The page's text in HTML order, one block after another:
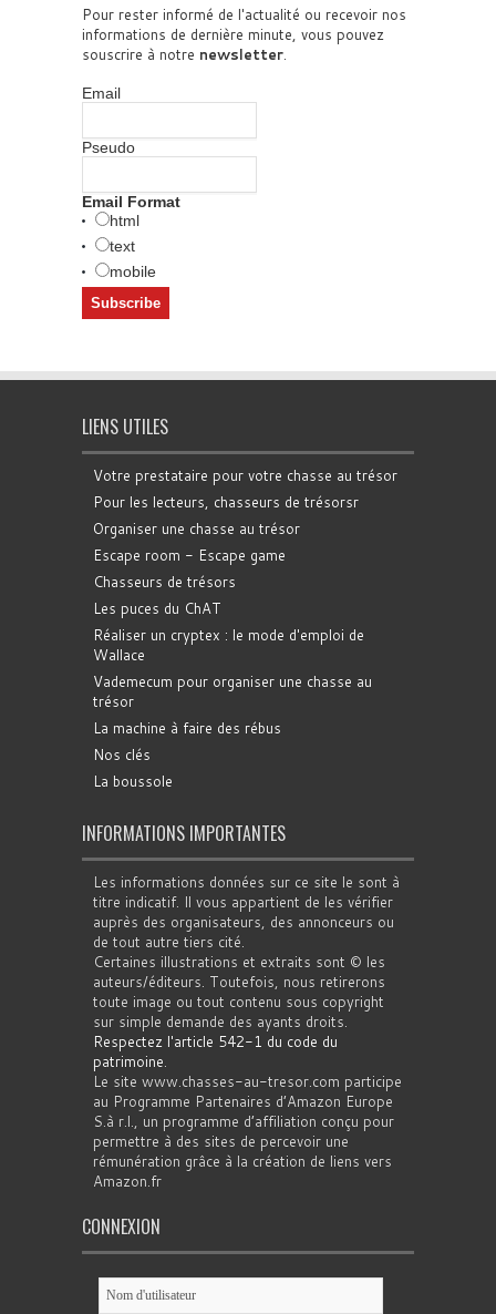
Pour rester informé de l'actualité ou recevoir nos
informations de dernière minute, vous pouvez
souscrire à notre newsletter.
Email
Pseudo
Email Format
html
text
mobile
LIENS UTILES
Votre prestataire pour votre chasse au trésor
Pour les lecteurs, chasseurs de trésorsr
Organiser une chasse au trésor
Escape room - Escape game
Chasseurs de trésors
Les puces du ChAT
Réaliser un cryptex : le mode d'emploi de
Wallace
Vademecum pour organiser une chasse au
trésor
La machine à faire des rébus
Nos clés
La boussole
INFORMATIONS IMPORTANTES
Les informations données sur ce site le sont à
titre indicatif. Il vous appartient de les vérifier
auprès des organisateurs, des annonceurs ou
de tout autre tiers cité.
Certaines illustrations et extraits sont © les
auteurs/éditeurs. Toutefois, nous retirerons
toute image ou tout contenu sous copyright
sur simple demande des ayants droits.
Respectez l'article 542-1 du code du
patrimoine.
Le site www.chasses-au-tresor.com participe
au Programme Partenaires d’Amazon Europe
S.à r.l., un programme d’affiliation conçu pour
permettre à des sites de percevoir une
rémunération grâce à la création de liens vers
Amazon.fr
CONNEXION